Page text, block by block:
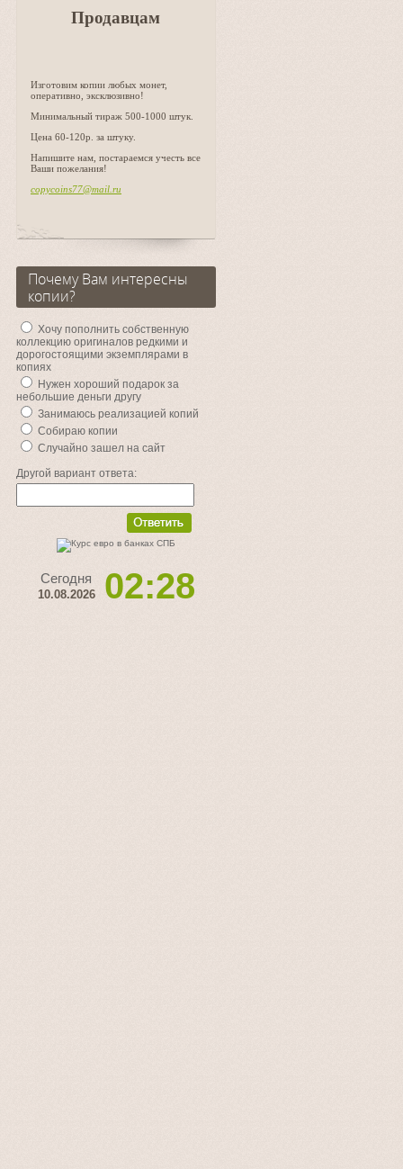
Продавцам
Изготовим копии любых монет,
оперативно, эксклюзивно!
Минимальный тираж 500-1000 штук.
Цена 60-120р. за штуку.
Напишите нам, постараемся учесть все
Ваши пожелания!
copycoins77@mail.ru
Почему Вам интересны
копии?
Хочу пополнить собственную
коллекцию оригиналов редкими и
дорогостоящими экземплярами в
копиях
Нужен хороший подарок за
небольшие деньги другу
Занимаюсь реализацией копий
Собираю копии
Случайно зашел на сайт
Другой вариант ответа:
Сегодня
10.08.2026 02:28